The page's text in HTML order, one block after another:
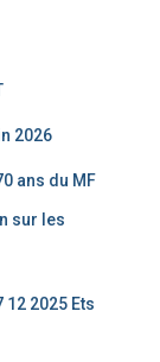
2026
ans du MF
sur les
12 2025 Ets